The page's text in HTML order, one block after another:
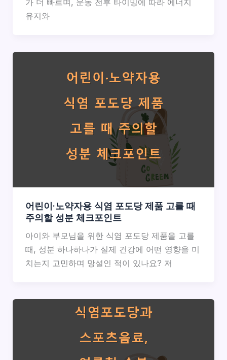
유지와
어린이·노약자용 식염 포도당 제품 고를 때
주의할 성분 체크포인트
아이와 부모님을 위한 식염 포도당 제품을 고를
때, 성분 하나하나가 실제 건강에 어떤 영향을 미
치는지 고민하며 망설인 적이 있나요? 저